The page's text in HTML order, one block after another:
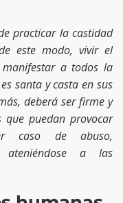
practicar la castidad
este modo, vivir el
a todos la
santa y casta en sus
deberá ser firme y
puedan provocar
caso de abuso,
ateniéndose a las